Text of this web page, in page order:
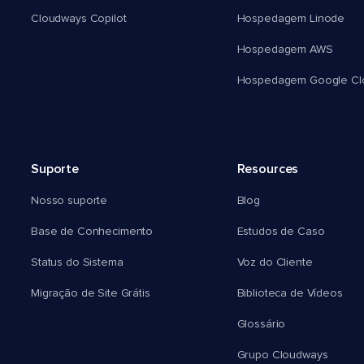
Cloudways Copilot Hospedagem Linode
Hospedagem AWS
Hospedagem Google
Suporte
Nosso suporte
Base de Conhecimento
Status do Sistema
Migração de Site Grátis
Resources
Blog
Estudos de Caso
Voz do Cliente
Biblioteca de Vídeos
Glossário
Grupo Cloudways